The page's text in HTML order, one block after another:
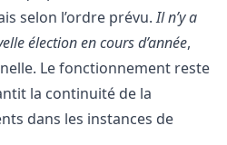
selon l’ordre prévu.Il n’y a
élection en cours d’année,
Le fonctionnement reste
la continuité de la
dans les instances de